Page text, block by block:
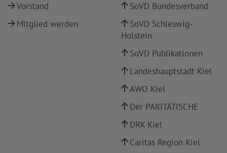
Vorstand
Mitglied werden
SoVD Bundesverband
SoVD Schleswig-
Holstein
SoVD Publikationen
Landeshauptstadt Kiel
AWO Kiel
Der PARITÄTISCHE
DRK Kiel
Caritas Region Kiel